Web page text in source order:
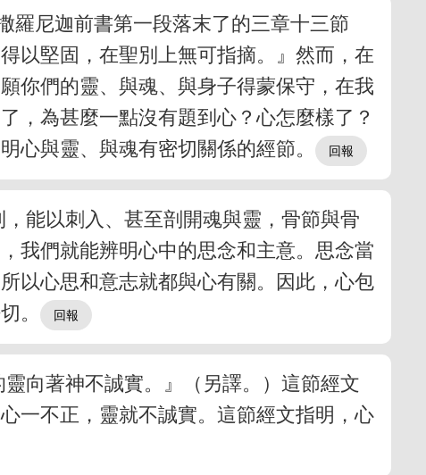
羅尼迦前書第一段落末了的三章十三節
以堅固，在聖別上無可指摘。』然而，在
你們的靈、與魂、與身子得蒙保守，在我
，為甚麼一點沒有題到心？心怎麼樣了？
心與靈、與魂有密切關係的經節。
能以刺入、甚至剖開魂與靈，骨節與骨
我們就能辨明心中的思念和主意。思念當
以心思和意志就都與心有關。因此，心包
。
向著神不誠實。』（另譯。）這節經文
一不正，靈就不誠實。這節經文指明，心